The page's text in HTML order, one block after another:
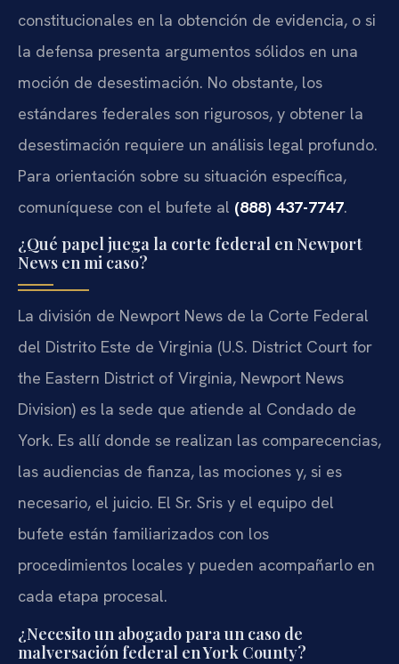
constitucionales en la obtención de evidencia, o si
la defensa presenta argumentos sólidos en una
moción de desestimación. No obstante, los
estándares federales son rigurosos, y obtener la
desestimación requiere un análisis legal profundo.
Para orientación sobre su situación específica,
comuníquese con el bufete al (888) 437-7747.
¿Qué papel juega la corte federal en Newport
News en mi caso?
La división de Newport News de la Corte Federal
del Distrito Este de Virginia (U.S. District Court for
the Eastern District of Virginia, Newport News
Division) es la sede que atiende al Condado de
York. Es allí donde se realizan las comparecencias,
las audiencias de fianza, las mociones y, si es
necesario, el juicio. El Sr. Sris y el equipo del
bufete están familiarizados con los
procedimientos locales y pueden acompañarlo en
cada etapa procesal.
¿Necesito un abogado para un caso de
malversación federal en York County?